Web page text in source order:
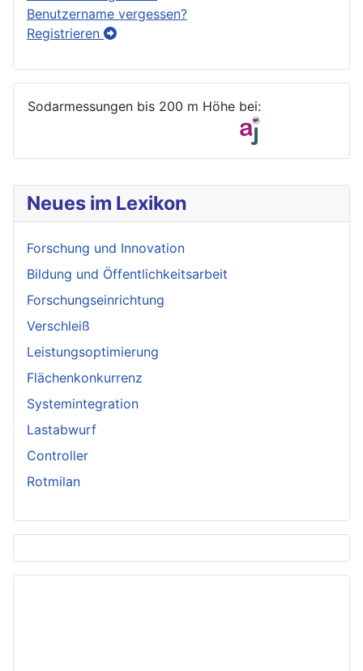
Neues im Lexikon
Forschung und Innovation
Bildung und Öffentlichkeitsarbeit
Forschungseinrichtung
Verschleiß
Leistungsoptimierung
Flächenkonkurrenz
Systemintegration
Lastabwurf
Controller
Rotmilan
Benutzername vergessen?
Registrieren
Sodarmessungen bis 200 m Höhe bei: